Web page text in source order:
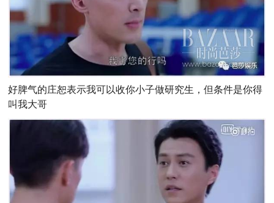
好脾气的庄恕表示我可以收你小子做研究生，但条件是你得
叫我大哥